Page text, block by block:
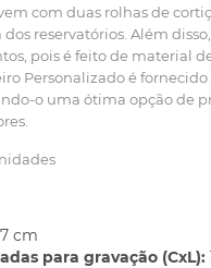
com duas rolhas de
reservatórios. Além
pois é feito de material
Personalizado é
o uma ótima opção de
cm
para gravação (CxL):